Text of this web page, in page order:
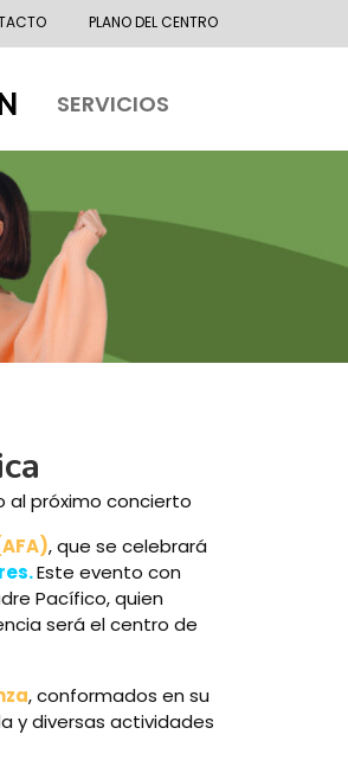
PLANO DEL CENTRO
SERVICIOS
al próximo concierto
, que se celebrará
Este evento con
Pacífico, quien
será el centro de
, conformados en su
y diversas actividades